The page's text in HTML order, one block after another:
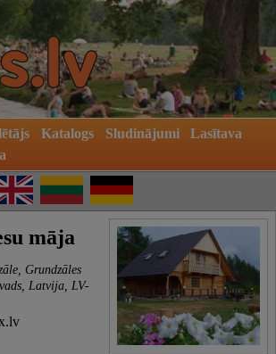
Katalogs Sludinājumi
Lasītava
māja
Grundzāles
Latvija, LV-